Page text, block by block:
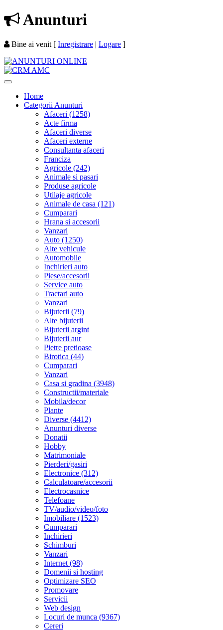
Anunturi
Bine ai venit [ Inregistrare | Logare ]
Home
Categorii Anunturi
Afaceri (1258)
Acte firma
Afaceri diverse
Afaceri externe
Consultanta afaceri
Franciza
Agricole (242)
Animale si pasari
Produse agricole
Utilaje agricole
Animale de casa (121)
Cumparari
Hrana si accesorii
Vanzari
Auto (1250)
Alte vehicule
Automobile
Inchirieri auto
Piese/accesorii
Service auto
Tractari auto
Vanzari
Bijuterii (79)
Alte bijuterii
Bijuterii argint
Bijuterii aur
Pietre pretioase
Birotica (44)
Cumparari
Vanzari
Casa si gradina (3948)
Constructii/materiale
Mobila/decor
Plante
Diverse (4412)
Anunturi diverse
Donatii
Hobby
Matrimoniale
Pierderi/gasiri
Electronice (312)
Calculatoare/accesorii
Electrocasnice
Telefoane
TV/audio/video/foto
Imobiliare (1523)
Cumparari
Inchirieri
Schimburi
Vanzari
Internet (98)
Domenii si hosting
Optimizare SEO
Promovare
Servicii
Web design
Locuri de munca (9367)
Cereri